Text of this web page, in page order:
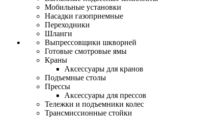
Мобильные установки
Насадки газоприемные
Переходники
Шланги
Выпрессовщики шкворней
Готовые смотровые ямы
Краны
Аксессуары для кранов
Подъемные столы
Прессы
Аксессуары для прессов
Тележки и подъемники колес
Трансмиссионные стойки